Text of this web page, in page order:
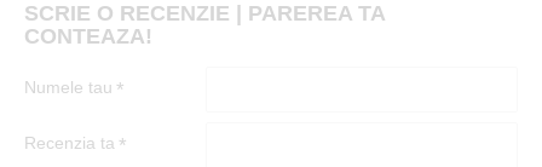
SCRIE O RECENZIE | PAREREA TA
CONTEAZA!
Numele tau
Recenzia ta